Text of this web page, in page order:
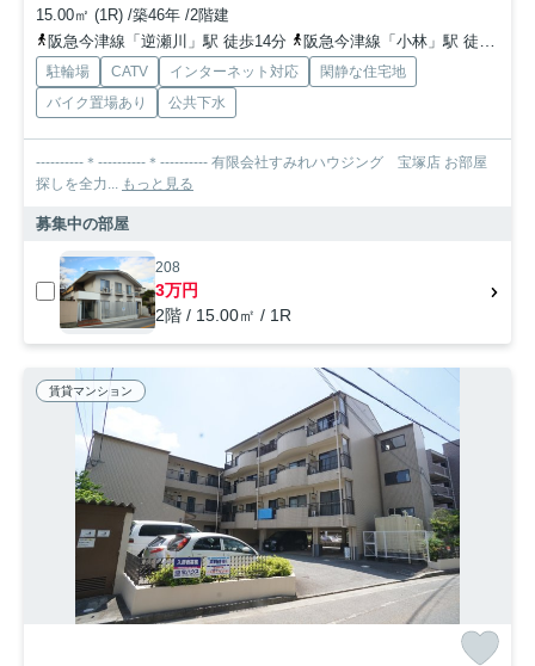
15.00㎡ (1R) /築46年 /2階建
阪急今津線「逆瀬川」駅 徒歩14分
阪急今津線「小林」駅 徒歩16分
駐輪場 CATV インターネット対応
閑静な住宅地
バイク置場あり
公共下水
----------＊----------＊---------- 有限会社すみれハウジング 宝塚店 お部屋
探しを全力... もっと見る
募集中の部屋
208
3万円
2階 / 15.00㎡ / 1R
賃貸マンション